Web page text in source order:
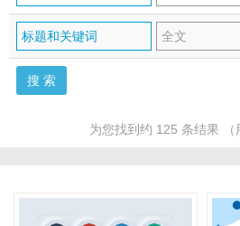
标题和关键词 全文
为您找到约 125 条结果 （